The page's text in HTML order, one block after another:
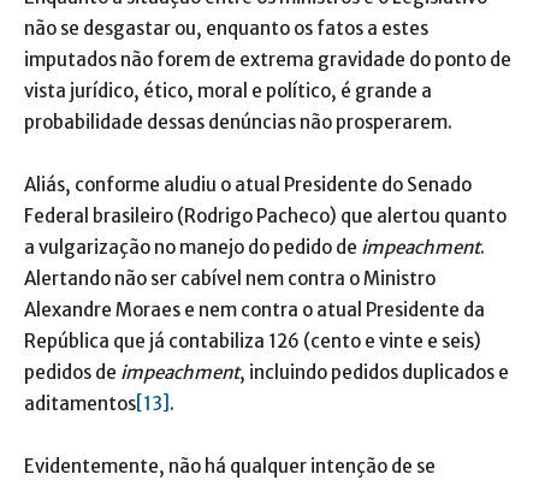
não se desgastar ou, enquanto os fatos a estes
imputados não forem de extrema gravidade do ponto de
vista jurídico, ético, moral e político, é grande a
probabilidade dessas denúncias não prosperarem.
Aliás, conforme aludiu o atual Presidente do Senado
Federal brasileiro (Rodrigo Pacheco) que alertou quanto
a vulgarização no manejo do pedido de impeachment.
Alertando não ser cabível nem contra o Ministro
Alexandre Moraes e nem contra o atual Presidente da
República que já contabiliza 126 (cento e vinte e seis)
pedidos de impeachment, incluindo pedidos duplicados e
aditamentos [13] .
Evidentemente, não há qualquer intenção de se